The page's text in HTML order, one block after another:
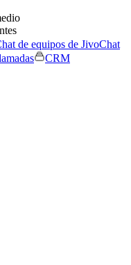
de equipos de JivoChat
CRM